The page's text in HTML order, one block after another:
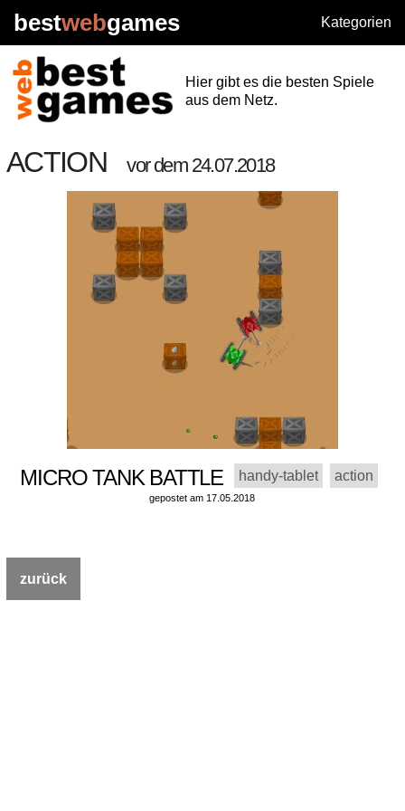
bestwebgames Kategorien
Hier gibt es die besten Spiele
aus dem Netz.
ACTIONvor dem 24.07.2018
MICRO TANK BATTLE handy-tablet action
gepostet am 17.05.2018
zurück